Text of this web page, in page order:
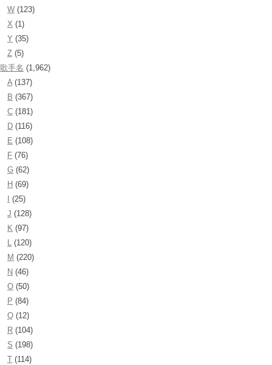
W (123)
X (1)
Y (35)
Z (5)
歌手名 (1,962)
A(137)
B (367)
C (181)
D (116)
E (108)
F (76)
G (62)
H (69)
(25)
J (128)
K (97)
L (120)
M (220)
N (46)
O (50)
P (84)
Q (12)
R (104)
S (198)
T (114)